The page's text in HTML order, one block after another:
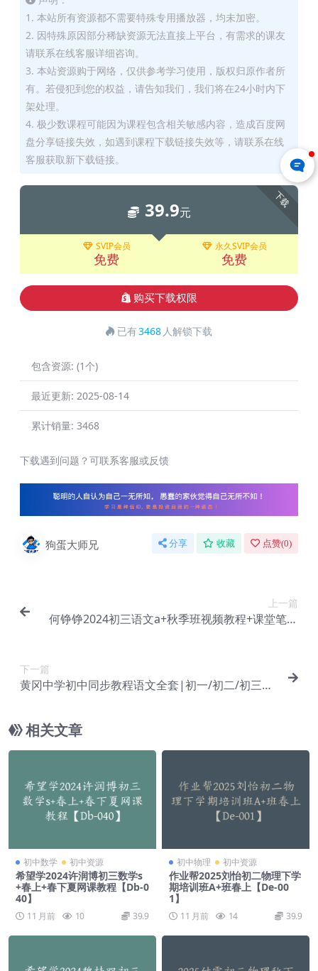
1. 本站所有资源都不需要特殊专用播放器，均未加密。
2. 因特殊原因部分稀缺资源无法直接上平台，有需求的课友
请联系在线客服详细咨询。
3. 本站资源购于网络，仅供参考学习使用，版权归原作者所
有。若侵犯到您的权益，请告知我们，我们将在24小时内下
架处理。
4. 极少数课程可能因为课程包含相关敏感内容，造成百度网
盘分享链接失效，如遇到课程下载链接失效等，请联系在线
客服获取新下载链接。
下载
39.9元
SVIP会员
免费
永久SVIP会员
免费
购买下载权限
已有3468 人解锁下载
包含资源: (1个)
最近更新: 2025-08-14
累计销量: 3468
下载遇到问题？可联系客服或反馈
狗蛋大师兄 分享 收藏 点赞(0)
上一篇
何铮铮2024初三语文a+秋季班视频教程+课堂笔记
下一篇
黄冈中学初中同步教程语文全套|初一/初二/初三语
相关文章
初中数学 初中资源
希望学2024许润博初三数学s
+春上+春下夏网课教程【Db-0
40】
11 月前 10 39.9
初中物理 初中资源
作业帮2025刘怡初二物理下学
期培训班A+班春上【De-00
1】
11 月前 14 39.9